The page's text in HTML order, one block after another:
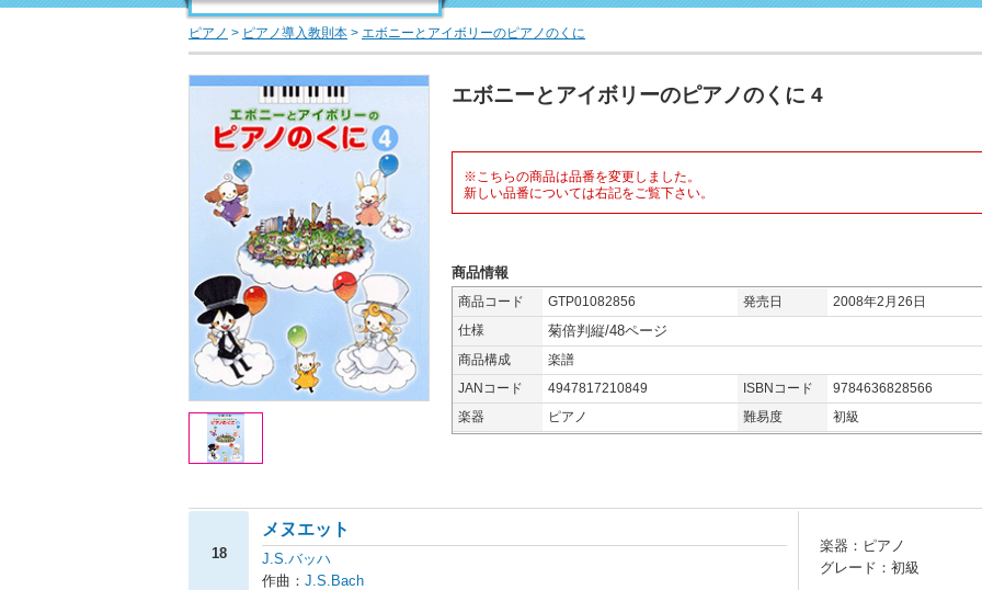
ピアノ > ピアノ導入教則本 > エボニーとアイボリーのピアノのくに
エボニーとアイボリーのピアノのくに 4
※こちらの商品は品番を変更しました。
新しい品番については右記をご覧下さい。
商品情報
商品コード GTP01082856 発売日
2008年2月26日
仕様
菊倍判縦/48ページ
商品構成
楽譜
JANコード
4947817210849 ISBNコード
9784636828566
楽器
ピアノ 難易度 初級
18
メヌエット
J.S.バッハ
作曲： J.S.Bach
楽器：ピアノ
グレード：初級